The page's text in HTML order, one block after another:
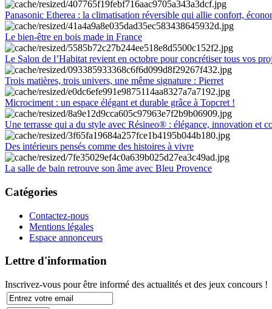
Panasonic Etherea : la climatisation réversible qui allie confort,
Le bien-être en bois made in France
Le Salon de l’Habitat revient en octobre pour concrétiser tous vos
Trois matières, trois univers, une même signature : Pierret
Microciment : un espace élégant et durable grâce à Topcret !
Une terrasse qui a du style avec Résineo® : élégance, innovation et
Des intérieurs pensés comme des histoires à vivre
La salle de bain retrouve son âme avec Bleu Provence
Catégories
Contactez-nous
Mentions légales
Espace annonceurs
Lettre d'information
Inscrivez-vous pour être informé des actualités et des jeux concours !